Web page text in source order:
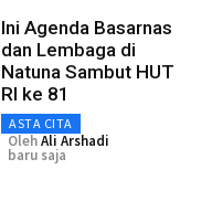
Ini Agenda Basarnas
dan Lembaga di
Natuna Sambut HUT
RI ke 81
ASTA CITA
OlehAli Arshadi
baru saja